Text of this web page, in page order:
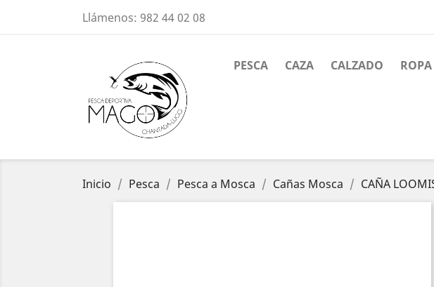
Llámenos: 982 44 02 08
PESCA CAZA CALZADO ROPA
Inicio Pesca Pesca a Mosca Cañas Mosca CAÑA